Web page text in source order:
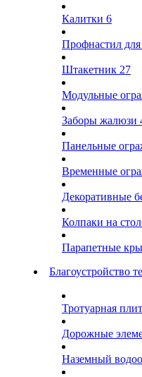
Калитки 6
Профнастил для
Штакетник 27
Модульные
Заборы жалюзи
Панельные
Временные
Декоративные
Колпаки на
Парапетные
Благоустройство
Тротуарная
Дорожные
Наземный